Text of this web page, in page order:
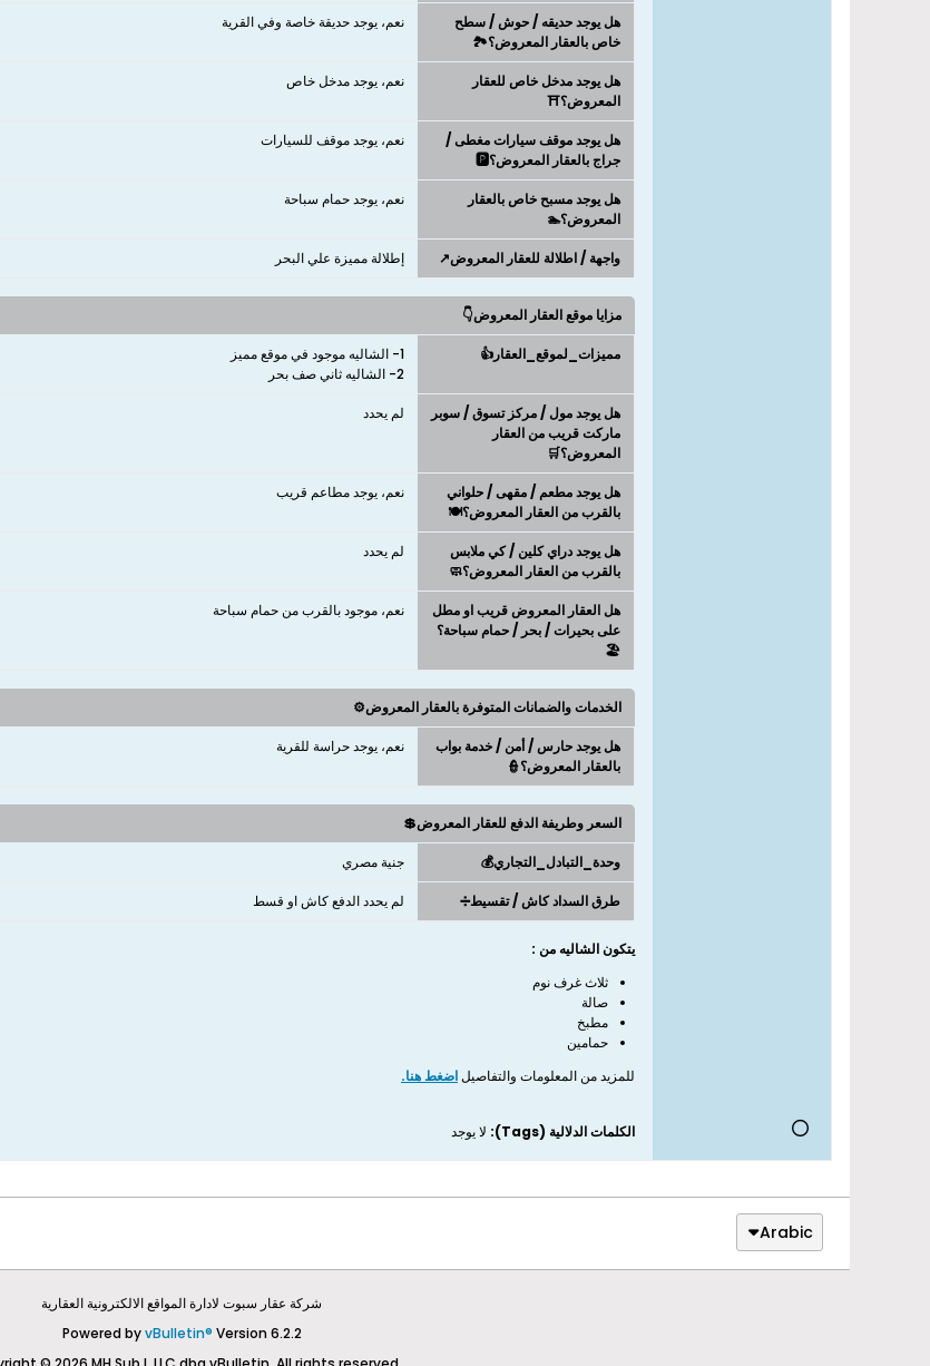
هل يوجد حديقه / حوش / سطح
خاص بالعقار المعروض؟🏞️
نعم، يوجد حديقة خاصة وفي القرية
هل يوجد مدخل خاص للعقار
المعروض؟⛩️
نعم، يوجد مدخل خاص
هل يوجد موقف سيارات مغطى /
جراج بالعقار المعروض؟🅿️
نعم، يوجد موقف للسيارات
هل يوجد مسبح خاص بالعقار
المعروض؟🏊
نعم، يوجد حمام سباحة
واجهة / اطلالة للعقار المعروض↗️ إطلالة مميزة علي البحر
مزايا موقع العقار المعروض👇
مميزات_لموقع_العقار👍
2- الشاليه ثاني صف بحر
هل يوجد مول / مركز تسوق / سوبر
ماركت قريب من العقار
المعروض؟🛒
لم يحدد
هل يوجد مطعم / مقهى / حلواني
بالقرب من العقار المعروض؟🍽️
نعم، يوجد مطاعم قريب
هل يوجد دراي كلين / كي ملابس
بالقرب من العقار المعروض؟🧼
لم يحدد
هل العقار المعروض قريب او مطل
على بحيرات / بحر / حمام سباحة؟
🏖️
نعم، موجود بالقرب من حمام سباحة
الخدمات والضمانات المتوفرة بالعقار المعروض⚙️
هل يوجد حارس / أمن / خدمة بواب
بالعقار المعروض؟👮
نعم، يوجد حراسة للقرية
السعر وطريفة الدفع للعقار المعروض💲
وحدة_التبادل_التجاري💰 جنية مصري
طرق السداد كاش / تقسيط➗ لم يحدد الدفع كاش او قسط
يتكون الشاليه من :
ثلاث غرف نوم
صالة
مطبخ
حمامين
للمزيد من المعلومات والتفاصيلاضغط هنا.
الكلمات الدلالية (Tags): لا يوجد
Arabic
شركة عقار سبوت لادارة المواقع الالكترونية العقارية
Powered byvBulletin® Version 6.2.2